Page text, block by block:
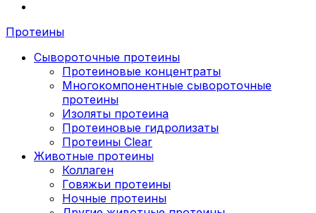
Протеины
Сывороточные протеины
Протеиновые концентраты
Многокомпонентные сывороточные
протеины
Изоляты протеина
Протеиновые гидролизаты
Протеины Clear
Животные протеины
Коллаген
Говяжьи протеины
Ночные протеины